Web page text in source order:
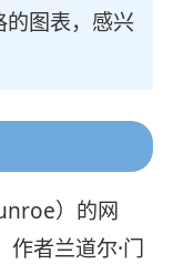
图表，感兴
）的网
者兰道尔·门